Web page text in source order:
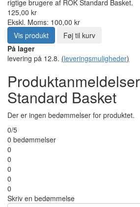
Introduktion ROK espresso
Anmeldelser
Standard Basket
Leder du efter ROK Standard Basket
Indtil videre er dette produkt blevet
0 brugere. Nedenfor finder du anmeldelser
rigtige brugere af ROK Standard Basket.
125,00 kr
Ekskl. Moms: 100,00 kr
På lager
levering på 12.8.(leveringsmuligheder